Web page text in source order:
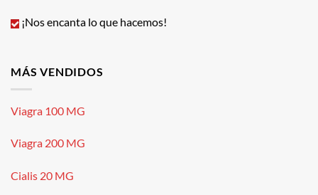
¡Nos encanta lo que hacemos!
MÁS VENDIDOS
Viagra 100 MG
Viagra 200 MG
Cialis 20 MG